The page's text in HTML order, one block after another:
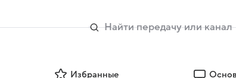
Избранные